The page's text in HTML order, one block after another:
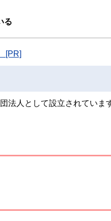
リアコンサルタントなど150名以上
ェルジュを目指します。
る
[PR]
法人として設立されていま